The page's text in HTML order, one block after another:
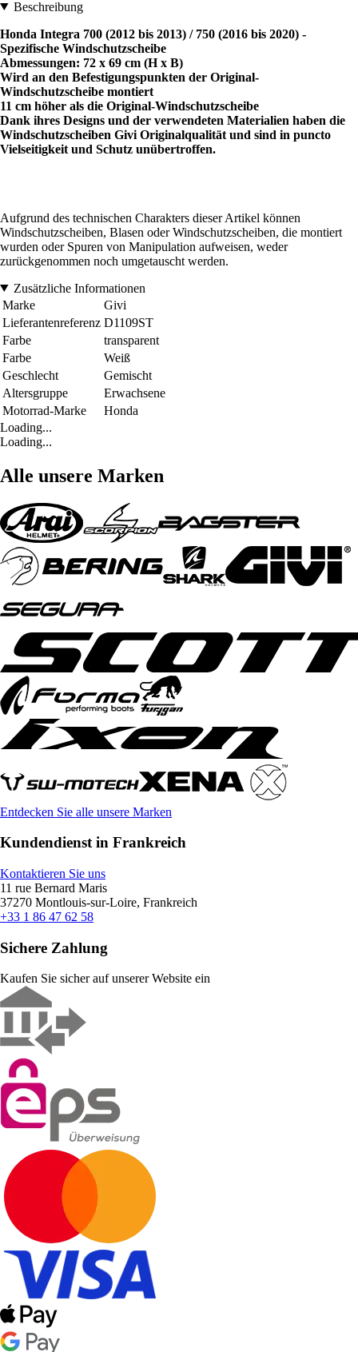
Beschreibung
Honda Integra 700 (2012 bis 2013) / 750 (2016 bis 2020) -
Spezifische Windschutzscheibe
Abmessungen: 72 x 69 cm (H x B)
Wird an den Befestigungspunkten der Original-
Windschutzscheibe montiert
11 cm höher als die Original-Windschutzscheibe
Dank ihres Designs und der verwendeten Materialien haben die
Windschutzscheiben Givi Originalqualität und sind in puncto
Vielseitigkeit und Schutz unübertroffen.
Aufgrund des technischen Charakters dieser Artikel können
Windschutzscheiben, Blasen oder Windschutzscheiben, die montiert
wurden oder Spuren von Manipulation aufweisen, weder
zurückgenommen noch umgetauscht werden.
Zusätzliche Informationen
Marke
Givi
Lieferantenreferenz D1109ST
Farbe
transparent
Farbe
Weiß
Geschlecht
Gemischt
Altersgruppe
Erwachsene
Motorrad-Marke
Honda
Loading...
Loading...
Alle unsere Marken
Entdecken Sie alle unsere Marken
Kundendienst in Frankreich
Kontaktieren Sie uns
11 rue Bernard Maris
37270 Montlouis-sur-Loire, Frankreich
+33 1 86 47 62 58
Sichere Zahlung
Kaufen Sie sicher auf unserer Website ein